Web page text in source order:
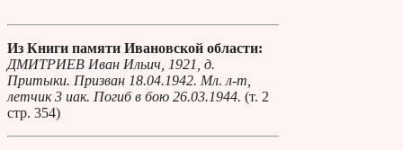
Из Книги памяти Ивановской области:
ДМИТРИЕВ Иван Ильич, 1921, д.
Притыки. Призван 18.04.1942. Мл. л-т,
летчик 3 иак. Погиб в бою 26.03.1944. (т. 2
стр. 354)